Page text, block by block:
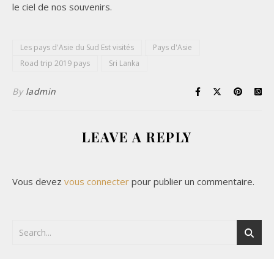
le ciel de nos souvenirs.
Les pays d'Asie du Sud Est visités
Pays d'Asie
Road trip 2019 pays
Sri Lanka
By ladmin
LEAVE A REPLY
Vous devez vous connecter pour publier un commentaire.